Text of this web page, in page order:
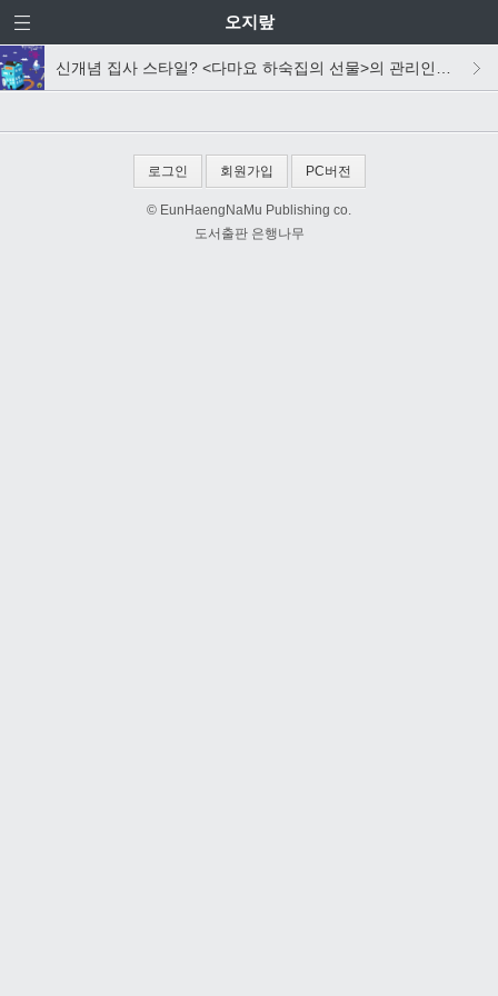
오지랖
신개념 집사 스타일? <다마요 하숙집의 선물>의 관리인을 소개합니다
로그인 회원가입 PC버전
© EunHaengNaMu Publishing co.
도서출판 은행나무